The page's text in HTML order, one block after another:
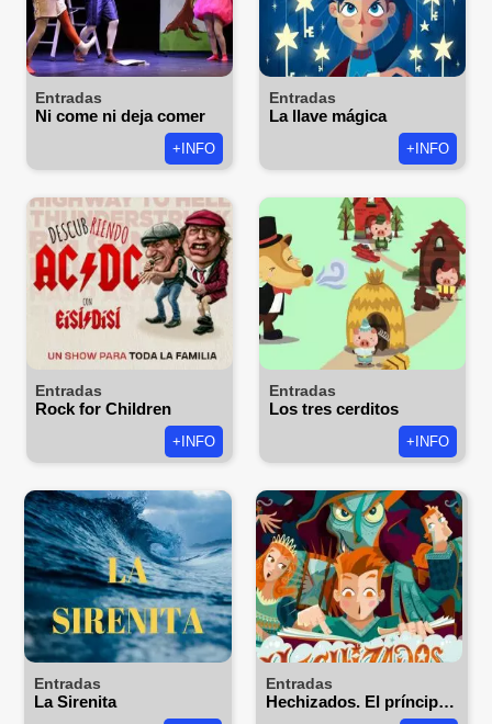
Entradas
Ni come ni deja comer
+INFO
Entradas
La llave mágica
+INFO
Entradas
Rock for Children
+INFO
Entradas
Los tres cerditos
+INFO
Entradas
La Sirenita
Entradas
Hechizados. El príncipe y la princesa que viajaron a nuestro tiempo